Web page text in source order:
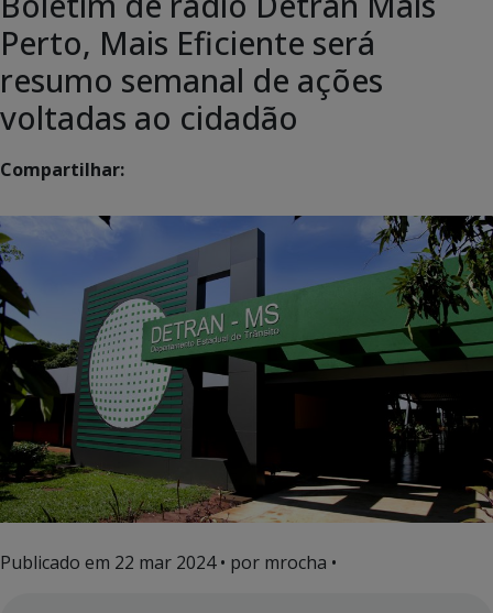
Perto, Mais Eficiente será
resumo semanal de ações
voltadas ao cidadão
Compartilhar:
Publicado em 22 mar 2024• por mrocha •